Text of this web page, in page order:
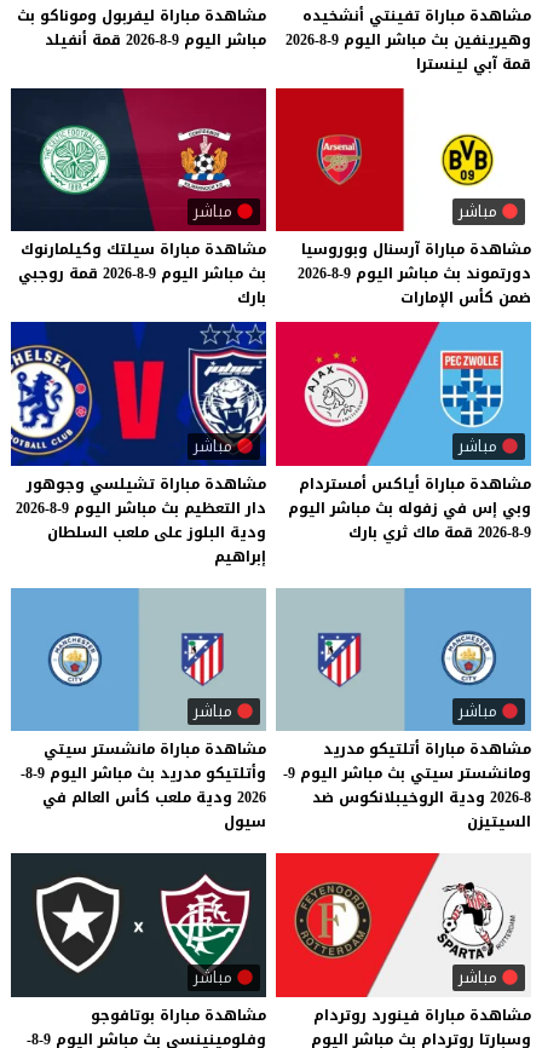
مشاهدة مباراة تفينتي أنشخيده
وهيرينفين بث مباشر اليوم 9-8-2026
قمة آبي لينسترا
مشاهدة مباراة ليفربول وموناكو بث
مباشر اليوم 9-8-2026 قمة أنفيلد
مباشر
مشاهدة مباراة آرسنال وبوروسيا
دورتموند بث مباشر اليوم 9-8-2026
ضمن كأس الإمارات
مباشر
مشاهدة مباراة سيلتك وكيلمارنوك
بث مباشر اليوم 9-8-2026 قمة روجبي
بارك
مباشر
مشاهدة مباراة أياكس أمستردام
وبي إس في زفوله بث مباشر اليوم
9-8-2026
قمة ماك ثري بارك
مباشر
مشاهدة مباراة تشيلسي وجوهور
دار التعظيم بث مباشر اليوم 9-8-2026
ودية البلوز على ملعب السلطان
إبراهيم
مباشر
مشاهدة مباراة أتلتيكو مدريد
ومانشستر سيتي بث مباشر اليوم 9-
8-2026 ودية الروخيبلانكوس ضد
السيتيزن
مباشر
مشاهدة مباراة مانشستر سيتي
وأتلتيكو مدريد بث مباشر اليوم 9-8-
2026 ودية ملعب كأس العالم في
سيول
مباشر
مشاهدة مباراة فينورد روتردام
وسبارتا روتردام بث مباشر اليوم
مباشر
مشاهدة مباراة بوتافوجو
وفلومينينسي بث مباشر اليوم 9-8-